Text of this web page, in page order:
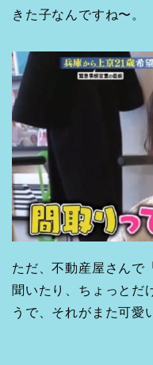
きた子なんですね〜。
ただ、不動産屋さんで
聞いたり、ちょっとだ
うで、それがまた可愛